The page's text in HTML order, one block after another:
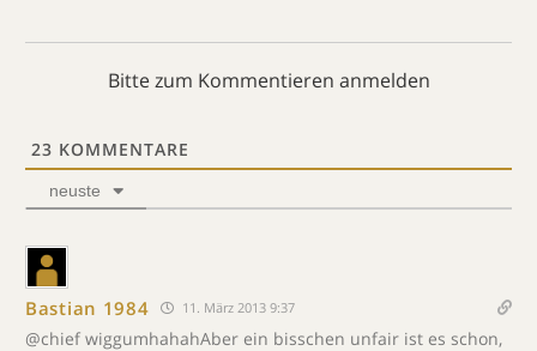
Bitte zum Kommentieren anmelden
23 KOMMENTARE
neuste
Bastian 1984 11. März 2013 9:37
@chief wiggumhahahAber ein bisschen unfair ist es schon,